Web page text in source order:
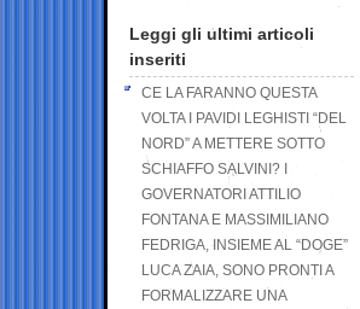
Leggi gli ultimi articoli
inseriti
CE LA FARANNO QUESTA
VOLTA I PAVIDI LEGHISTI “DEL
NORD” A METTERE SOTTO
SCHIAFFO SALVINI? I
GOVERNATORI ATTILIO
FONTANA E MASSIMILIANO
FEDRIGA, INSIEME AL “DOGE”
LUCA ZAIA, SONO PRONTI A
FORMALIZZARE UNA